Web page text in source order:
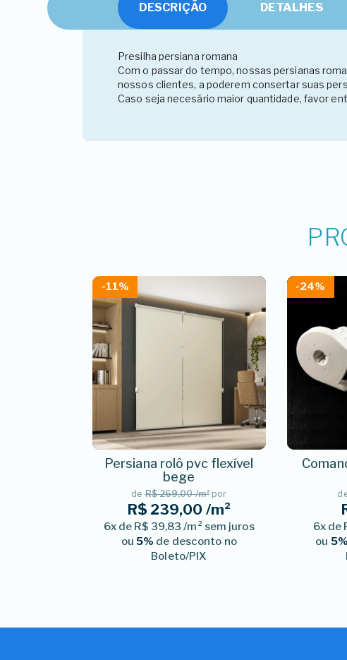
DESCRIÇÃO DETALHES
Presilha persiana romana
Com o passar do tempo, nossas persianas
nossos clientes, a poderem consertar suas
Caso seja necesário maior quantidade, favor
-11%
Persiana rolô pvc flexível
bege
deR$ 269,00 /m²por
R$ 239,00 /m²
6x de R$ 39,83 /m² sem juros
ou5% de desconto no
Boleto/PIX
-24%
6x de
ou 5%